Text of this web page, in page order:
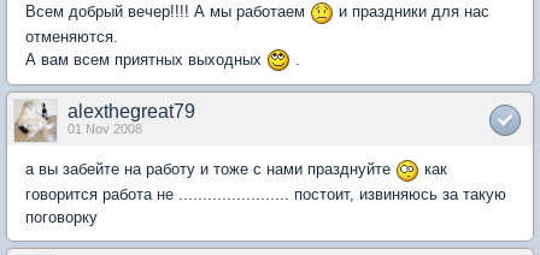
Всем добрый вечер!!!! А мы работаем
и праздники для нас
отменяются.
А вам всем приятных выходных
alexthegreat79
01 Nov 2008
а вы забейте на работу и тоже с нами празднуйте
как
говорится работа не ....................... постоит, извиняюсь за такую
поговорку